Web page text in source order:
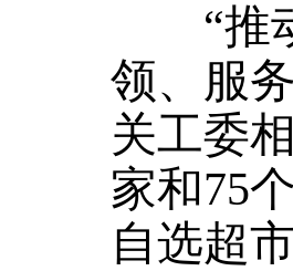
“推动
领、服
关工委
家和75
自选超